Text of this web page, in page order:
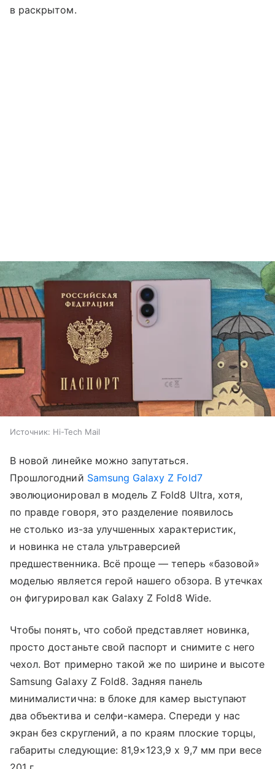
в раскрытом.
Источник: Hi-Tech Mail
В новой линейке можно запутаться.
Прошлогодний Samsung Galaxy Z Fold7
эволюционировал в модель Z Fold8 Ultra, хотя,
по правде говоря, это разделение появилось
не столько из-за улучшенных характеристик,
и новинка не стала ультраверсией
предшественника. Всё проще — теперь «базовой»
моделью является герой нашего обзора. В утечках
он фигурировал как Galaxy Z Fold8 Wide.
Чтобы понять, что собой представляет новинка,
просто достаньте свой паспорт и снимите с него
чехол. Вот примерно такой же по ширине и высоте
Samsung Galaxy Z Fold8. Задняя панель
минималистична: в блоке для камер выступают
два объектива и селфи-камера. Спереди у нас
экран без скруглений, а по краям плоские торцы,
габариты следующие: 81,9×123,9 х 9,7 мм при весе